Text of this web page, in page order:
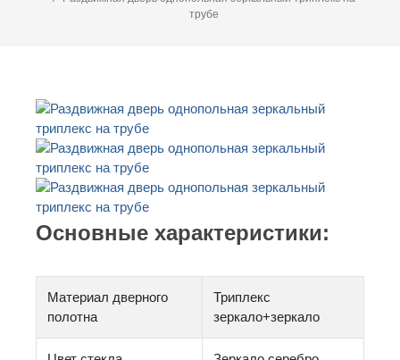
трубе
Основные характеристики:
Материал дверного
полотна
Триплекс
зеркало+зеркало